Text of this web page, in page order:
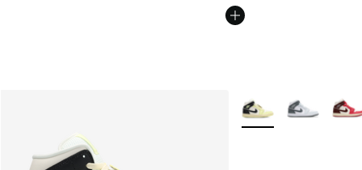
Plus de couleurs